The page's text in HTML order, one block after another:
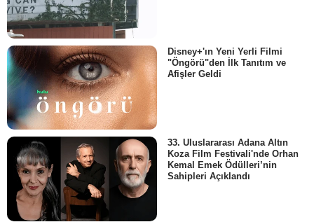
Disney+'ın Yeni Yerli Filmi
"Öngörü"den İlk Tanıtım ve
Afişler Geldi
33. Uluslararası Adana Altın
Koza Film Festivali'nde Orhan
Kemal Emek Ödülleri’nin
Sahipleri Açıklandı